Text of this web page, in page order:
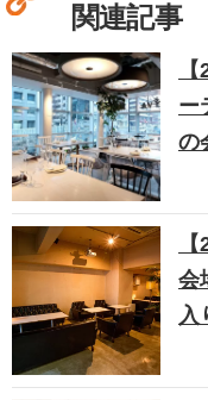
関連記事
ー
の
会
入